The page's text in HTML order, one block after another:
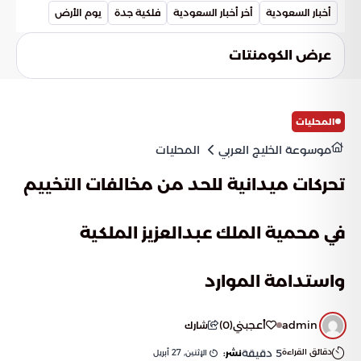
الطويل، وتدعم الجهود الدولية الرامية لتقليل التلوث، مما يجعلها
عنصراً حاسماً في استراتيجيات التحول الأخضر.
أخبار السعودية أخر أخبار السعودية فلكية جدة يوم الأرض
عرض الكومنتات
المحليات
موسوعة الخليج العربي المحليات
تحركات ميدانية للحد من مخالفات التخييم
في محمية الملك عبدالعزيز الملكية
واستدامة الموارد
admin أعجبني(
0
) شارك
دقائق القراءة5 دقيقةنشر: الإثنين, 27 أبريل